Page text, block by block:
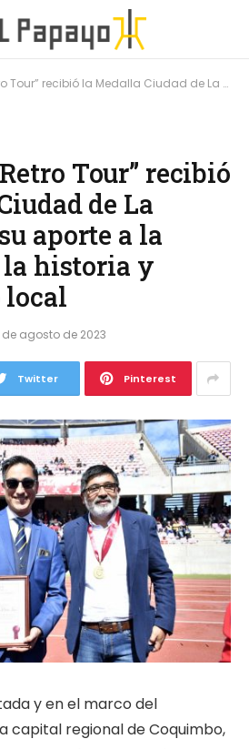
Ciudad de La Serena por su aporte a la difusión de la historia y patrimonio local
Tour” recibió
de La
aporte a la
historia y
de agosto de 2023
Twitter Pinterest
y en el marco del
capital regional de Coquimbo,